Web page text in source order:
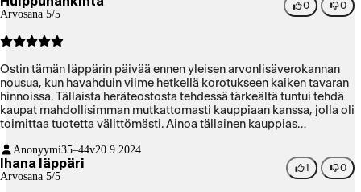
Arvosana 5/5
0 0
Ostin tämän läppärin päivää ennen yleisen arvonlisäverokannan
nousua, kun havahduin viime hetkellä korotukseen kaiken tavaran
hinnoissa. Tällaista heräteostosta tehdessä tärkeältä tuntui tehdä
kaupat mahdollisimman mutkattomasti kauppiaan kanssa, jolla oli
toimittaa tuotetta välittömästi. Ainoa tällainen kauppias
asiakaspalvelu oli kaiken lisäksi todella ystävällistä. Usein
tekniikkaan erikoistuvien liikkeiden myyjät ovat aika
välinpitämättömällä tuulella, mentaalisesti kuin mässyttäisivät
Anonyymi35–44v20.9.2024
Ihana läppäri
Arvosana 5/5
1 0